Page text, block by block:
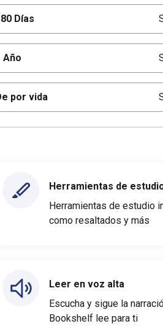
Días
Año
por vida
Herramientas de
Herramientas de estudio
como resaltados y más
Leer en voz alta
Escucha y sigue la
Bookshelf lee para ti